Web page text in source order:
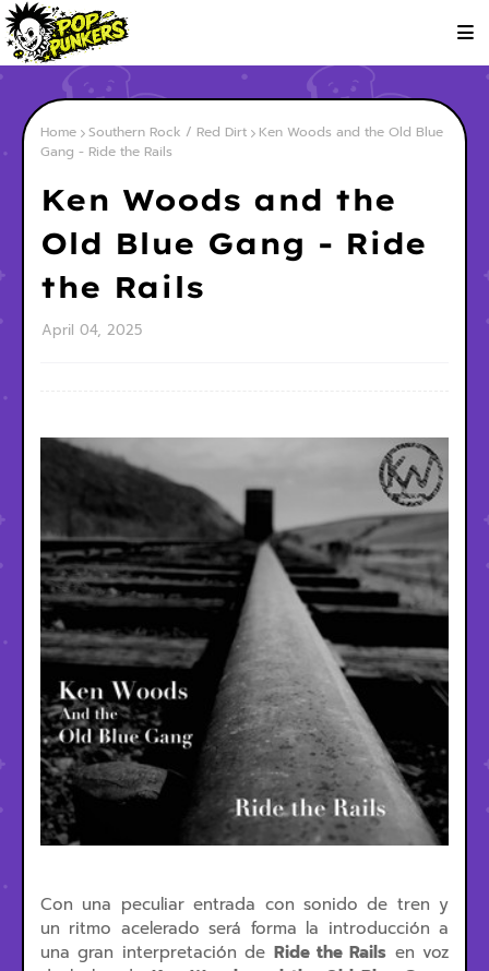
Home Southern Rock / Red Dirt
Ken Woods and the Old Blue
Gang - Ride the Rails
Ken Woods and the
Old Blue Gang - Ride
the Rails
April 04, 2025
Con una peculiar entrada con sonido de tren y
un ritmo acelerado será forma la introducción a
una gran interpretación de Ride the Rails en voz